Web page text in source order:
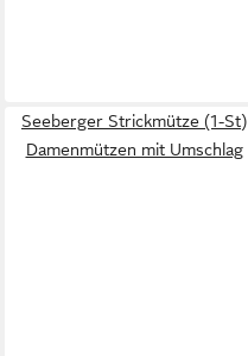
Seeberger Strickmütze (1-St)
Damenmützen mit Umschlag